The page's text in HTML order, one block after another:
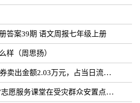
答案39期 语文周报七年级上册
样（周思扬）
额2.03万元，占当日流出金额的0.41%
愿服务课堂在受灾群众安置点开课